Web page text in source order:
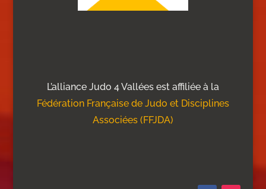
L’alliance Judo 4 Vallées est affiliée à la
Fédération Française de Judo et Disciplines
Associées (FFJDA)